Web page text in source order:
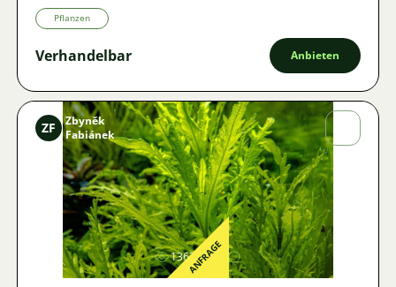
Pflanzen
Verhandelbar Anbieten
Bild
ZF
Zbyněk
Fabiánek
1367ANFRAGE